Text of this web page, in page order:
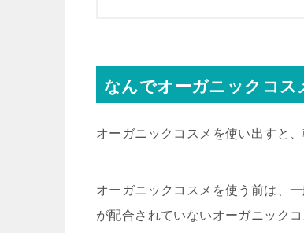
なんでオーガニックコス
オーガニックコスメを使い出すと
オーガニックコスメを使う前は、
が配合されていないオーガニック